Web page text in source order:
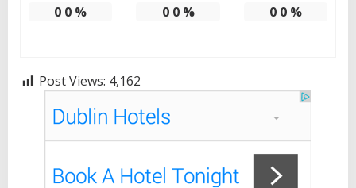
0 0 % 0 0% 0 0%
Post Views: 4,162